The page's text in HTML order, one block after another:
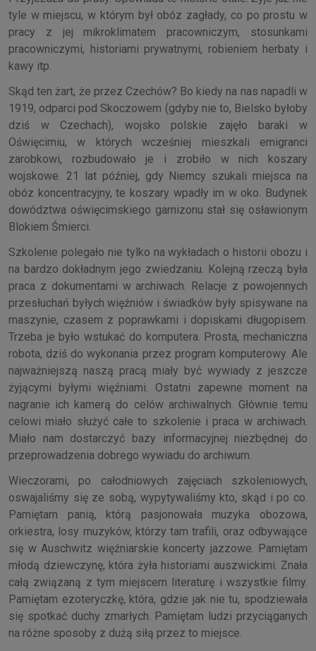
tyle w miejscu, w którym był obóz zagłady, co po prostu w
pracy z jej mikroklimatem pracowniczym, stosunkami
pracowniczymi, historiami prywatnymi, robieniem herbaty i
kawy itp.
Skąd ten żart, że przez Czechów? Bo kiedy na nas napadli w
1919, odparci pod Skoczowem (gdyby nie to, Bielsko byłoby
dziś w Czechach), wojsko polskie zajęło baraki w
Oświęcimiu, w których wcześniej mieszkali emigranci
zarobkowi, rozbudowało je i zrobiło w nich koszary
wojskowe. 21 lat później, gdy Niemcy szukali miejsca na
obóz koncentracyjny, te koszary wpadły im w oko. Budynek
dowództwa oświęcimskiego garnizonu stał się osławionym
Blokiem Śmierci.
Szkolenie polegało nie tylko na wykładach o historii obozu i
na bardzo dokładnym jego zwiedzaniu. Kolejną rzeczą była
praca z dokumentami w archiwach. Relacje z powojennych
przesłuchań byłych więźniów i świadków były spisywane na
maszynie, czasem z poprawkami i dopiskami długopisem.
Trzeba je było wstukać do komputera. Prosta, mechaniczna
robota, dziś do wykonania przez program komputerowy. Ale
najważniejszą naszą pracą miały być wywiady z jeszcze
żyjącymi byłymi więźniami. Ostatni zapewne moment na
nagranie ich kamerą do celów archiwalnych. Głównie temu
celowi miało służyć całe to szkolenie i praca w archiwach.
Miało nam dostarczyć bazy informacyjnej niezbędnej do
przeprowadzenia dobrego wywiadu do archiwum.
Wieczorami, po całodniowych zajęciach szkoleniowych,
oswajaliśmy się ze sobą, wypytywaliśmy kto, skąd i po co.
Pamiętam panią, którą pasjonowała muzyka obozowa,
orkiestra, losy muzyków, którzy tam trafili, oraz odbywające
się w Auschwitz więźniarskie koncerty jazzowe. Pamiętam
młodą dziewczynę, która żyła historiami auszwickimi. Znała
całą związaną z tym miejscem literaturę i wszystkie filmy.
Pamiętam ezoteryczkę, która, gdzie jak nie tu, spodziewała
się spotkać duchy zmarłych. Pamiętam ludzi przyciąganych
na różne sposoby z dużą siłą przez to miejsce.